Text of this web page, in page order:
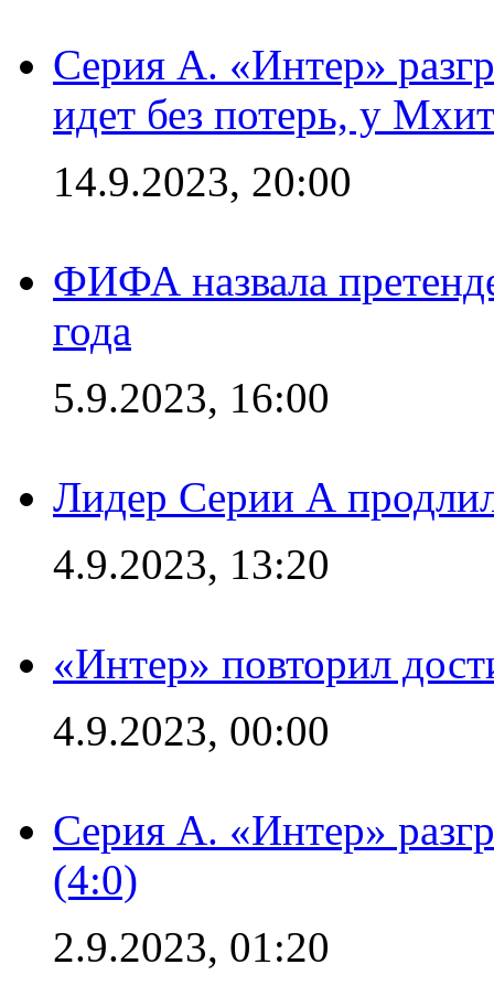
Серия А. «Интер»
идет без потерь, у
14.9.2023, 20:00
ФИФА назвала
года
5.9.2023, 16:00
Лидер Серии А
4.9.2023, 13:20
«Интер» повторил
4.9.2023, 00:00
Серия А. «Интер»
(4:0)
2.9.2023, 01:20